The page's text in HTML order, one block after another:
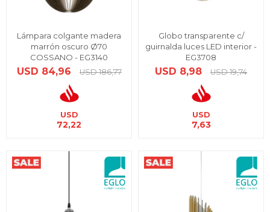
Lámpara colgante madera
marrón oscuro Ø70
COSSANO - EG3140
USD 84,96 USD 186,77
USD
72,22
Globo transparente c/
guirnalda luces LED interior -
EG3708
USD 8,98 USD 19,74
USD
7,63